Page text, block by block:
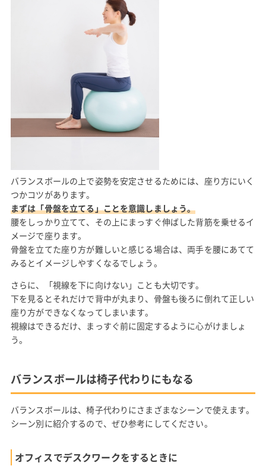
バランスボールの上で姿勢を安定させるためには、座り方にいく
つかコツがあります。
まずは「骨盤を立てる」ことを意識しましょう。
腰をしっかり立てて、その上にまっすぐ伸ばした背筋を乗せるイ
メージで座ります。
骨盤を立てた座り方が難しいと感じる場合は、両手を腰にあてて
みるとイメージしやすくなるでしょう。
さらに、「視線を下に向けない」ことも大切です。
下を見るとそれだけで背中が丸まり、骨盤も後ろに倒れて正しい
座り方ができなくなってしまいます。
視線はできるだけ、まっすぐ前に固定するように心がけましょ
う。
バランスボールは椅子代わりにもなる
バランスボールは、椅子代わりにさまざまなシーンで使えます。
シーン別に紹介するので、ぜひ参考にしてください。
オフィスでデスクワークをするときに